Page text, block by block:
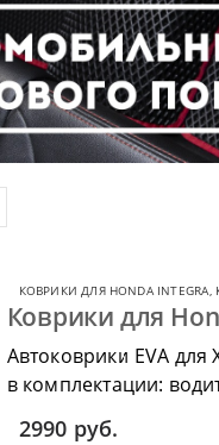
КОВРИКИ ДЛЯ HONDA INTEGRA,
Коврики для
Автоковрики EVA
в комплектации:
2990 руб.